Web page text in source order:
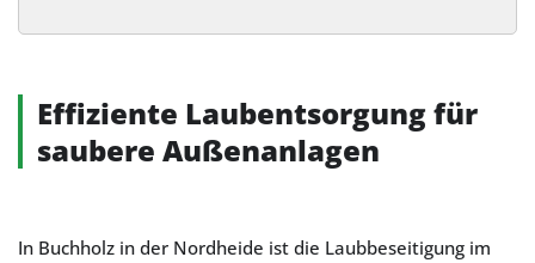
Alternative:
Effiziente Laubentsorgung für
saubere Außenanlagen
In Buchholz in der Nordheide ist die Laubbeseitigung im